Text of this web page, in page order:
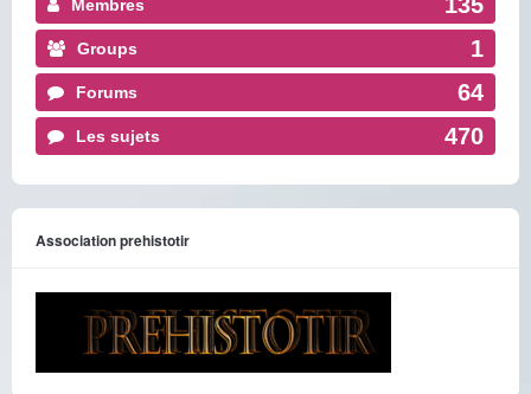
Membres
Groups 1
Forums 64
Les sujets 470
Association prehistotir